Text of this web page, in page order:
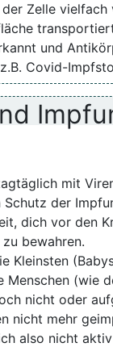
der Zelle
und
Covid-
mit
Schutz der
dich vor den
bewahren.
Kleinsten
Menschen (wie
nicht oder
nicht mehr
also nicht